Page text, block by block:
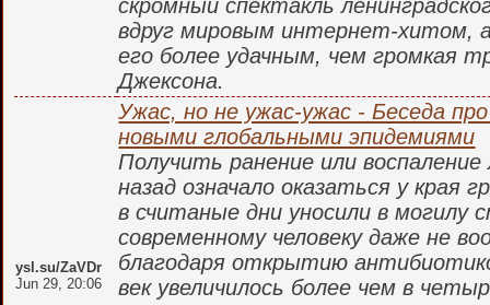
скромный спектакль
вдруг мировым интернет-хитом,
его более удачным, чем громкая
Джексона.
ysl.su/ZaVDr
Jun 29, 20:06
Ужас, но не ужас-ужас - Беседа про
новыми глобальными эпидемиями
Получить ранение или
назад означало оказаться у края
в считаные дни уносили в могилу
современному человеку даже не
благодаря открытию
век увеличилось более чем в